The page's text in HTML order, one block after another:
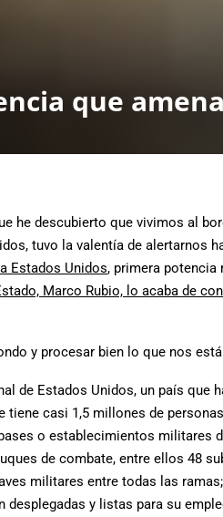
que
he descubierto que vivimos al
tuvo la valentía de alertarnos
Estados Unidos, primera
Marco Rubio, lo acaba de
y procesar bien lo que nos
de Estados Unidos, un país que
tiene casi 1,5 millones de
o establecimientos militares
de combate, entre ellos 48
militares entre todas las
desplegadas y listas para su